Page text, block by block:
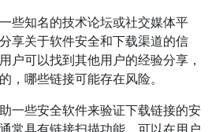
些知名的技术论坛或社交媒体平
享关于软件安全和下载渠道的信
户可以找到其他用户的经验分享，
，哪些链接可能存在风险。
一些安全软件来验证下载链接的安